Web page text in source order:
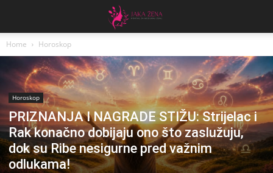
Home Horoskop
Horoskop
PRIZNANJA I NAGRADE STIŽU: Strijelac i
Rak konačno dobijaju ono što zaslužuju,
dok su Ribe nesigurne pred važnim
odlukama!